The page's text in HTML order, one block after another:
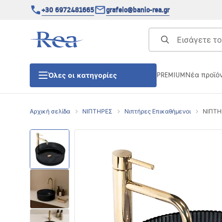
+30 6972481665 grafeio@banio-rea.gr
Όλες οι κατηγορίες
Πόρτες ντουζίερας
ΒΑΣΕΙΣ ΝΤΟΥΖΙΕΡΑΣ
ΣΙΦΩΝΙΑ ΔΑΠΕΔΟΥ
PREMIUMΝέα
Αρχική σελίδα ΝΙΠΤΗΡΕΣ Νιπτήρες Επικαθήμενοι